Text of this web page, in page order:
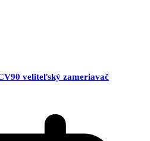
veliteľský zameriavač